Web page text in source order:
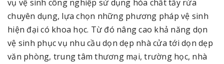
vụ vệ sinh công nghiệp sử dụng hóa chất tẩy rửa
chuyên dụng, lựa chọn những phương pháp vệ sinh
hiện đại có khoa học. Từ đó nâng cao khả năng dọn
vệ sinh phục vụ nhu cầu dọn dẹp nhà cửa tới dọn dẹp
văn phòng, trung tâm thương mại, trường học, nhà